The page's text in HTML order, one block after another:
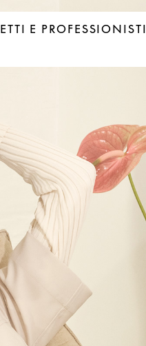
E PROFESSIONISTI